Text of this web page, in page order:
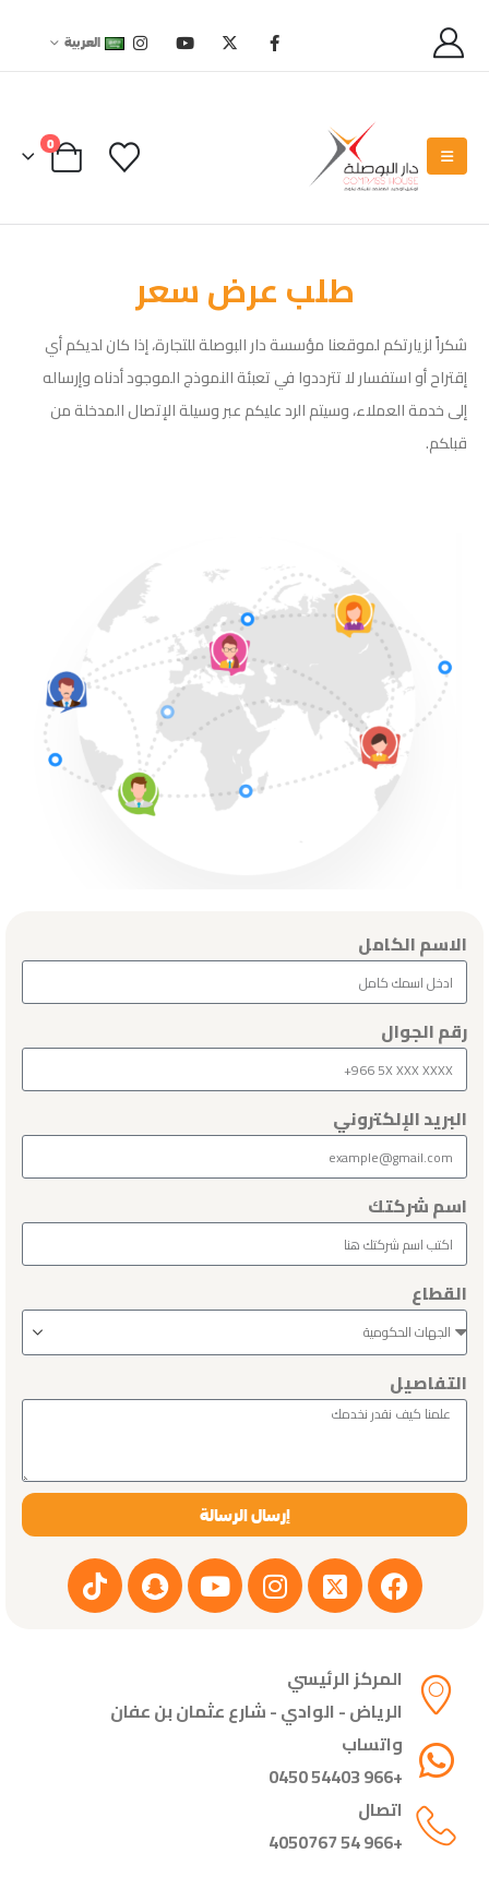
العربية
0
طلب عرض سعر
شكراً لزيارتكم لموقعنا مؤسسة دار البوصلة للتجارة، إذا كان لديكم أي
إقتراح أو استفسار لا تترددوا في تعبئة النموذج الموجود أدناه وإرساله
إلى خدمة العملاء، وسيتم الرد عليكم عبر وسيلة الإتصال المدخلة من
قبلكم.
الاسم الكامل
رقم الجوال
البريد الإلكتروني
اسم شركتك
القطاع
التفاصيل
إرسال الرسالة
المركز الرئيسي
الرياض - الوادي - شارع عثمان بن عفان
واتساب
+966 54403 0450
اتصال
+966 54 4050767